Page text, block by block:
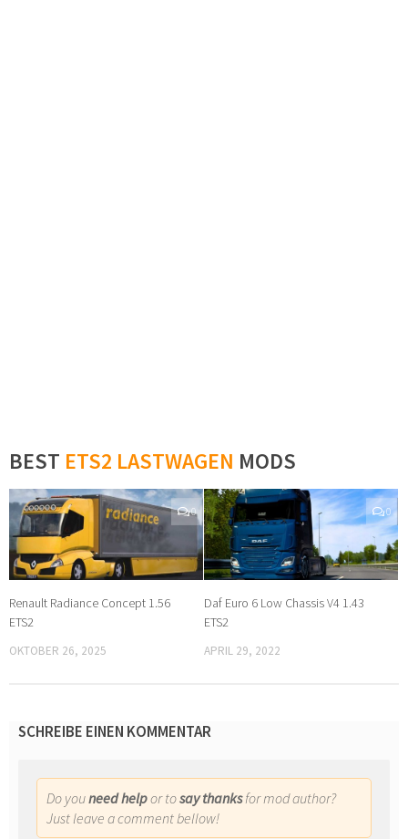
BEST ETS2 LASTWAGEN MODS
0
Renault Radiance Concept 1.56
ETS2
OKTOBER 26, 2025
0
Daf Euro 6 Low Chassis V4 1.43
ETS2
APRIL 29, 2022
SCHREIBE EINEN KOMMENTAR
Do youneed helpor tosay thanksfor mod author?
Just leave a comment bellow!